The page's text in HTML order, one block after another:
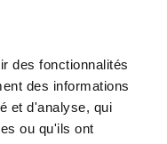
des fonctionnalités
des informations
et d'analyse, qui
ou qu'ils ont
Politique